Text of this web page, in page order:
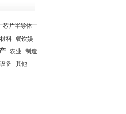
芯片半导体
料 餐饮娱
农业
制造
备 其他